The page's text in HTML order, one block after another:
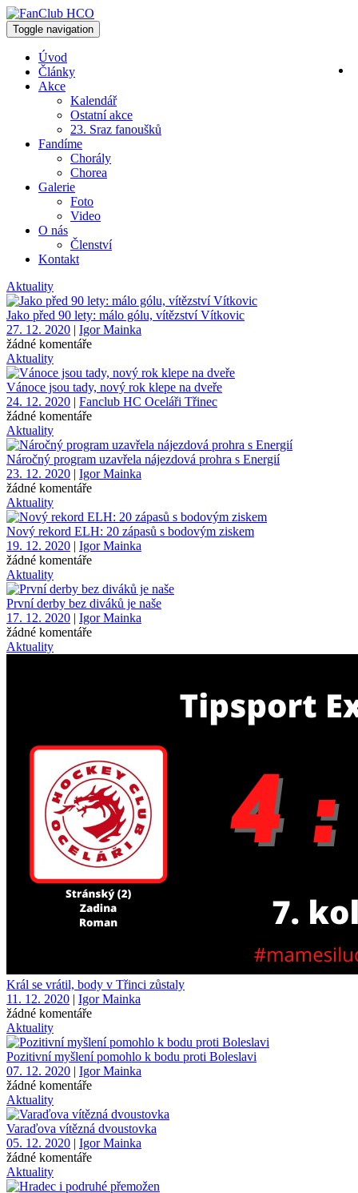
Toggle navigation
Úvod
Články
Akce
Kalendář
Ostatní akce
23. Sraz fanoušků
Fandíme
Chorály
Chorea
Galerie
Foto
Video
O nás
Členství
Kontakt
Aktuality
Jako před 90 lety: málo gólu, vítězství Vítkovic
27. 12. 2020 | Igor Mainka
žádné komentáře
Aktuality
Vánoce jsou tady, nový rok klepe na dveře
24. 12. 2020 | Fanclub HC Oceláři Třinec
žádné komentáře
Aktuality
Náročný program uzavřela nájezdová prohra s Energií
23. 12. 2020 | Igor Mainka
žádné komentáře
Aktuality
Nový rekord ELH: 20 zápasů s bodovým ziskem
19. 12. 2020 | Igor Mainka
žádné komentáře
Aktuality
První derby bez diváků je naše
17. 12. 2020 | Igor Mainka
žádné komentáře
Aktuality
Král se vrátil, body v Třinci zůstaly
11. 12. 2020 | Igor Mainka
žádné komentáře
Aktuality
Pozitivní myšlení pomohlo k bodu proti Boleslavi
07. 12. 2020 | Igor Mainka
žádné komentáře
Aktuality
Varaďova vítězná dvoustovka
05. 12. 2020 | Igor Mainka
žádné komentáře
Aktuality